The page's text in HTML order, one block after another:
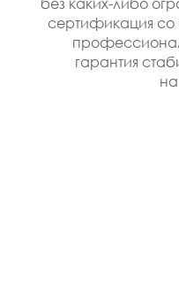
без каких-либо
сертификация со
гарантия